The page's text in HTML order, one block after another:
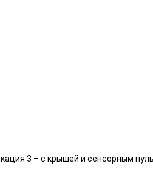
3 – с крышей и сенсорным